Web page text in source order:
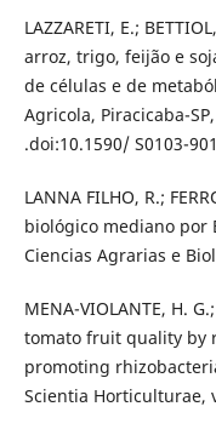
LAZZARETI, E.;
arroz, trigo, feijão e
de células e de
Agricola, Piracicaba-
.doi:10.1590/ S0103-
LANNA FILHO, R.;
biológico mediano por
Ciencias Agrarias e
MENA-VIOLANTE, H.
tomato fruit quality by
promoting
Scientia Horticulturae,